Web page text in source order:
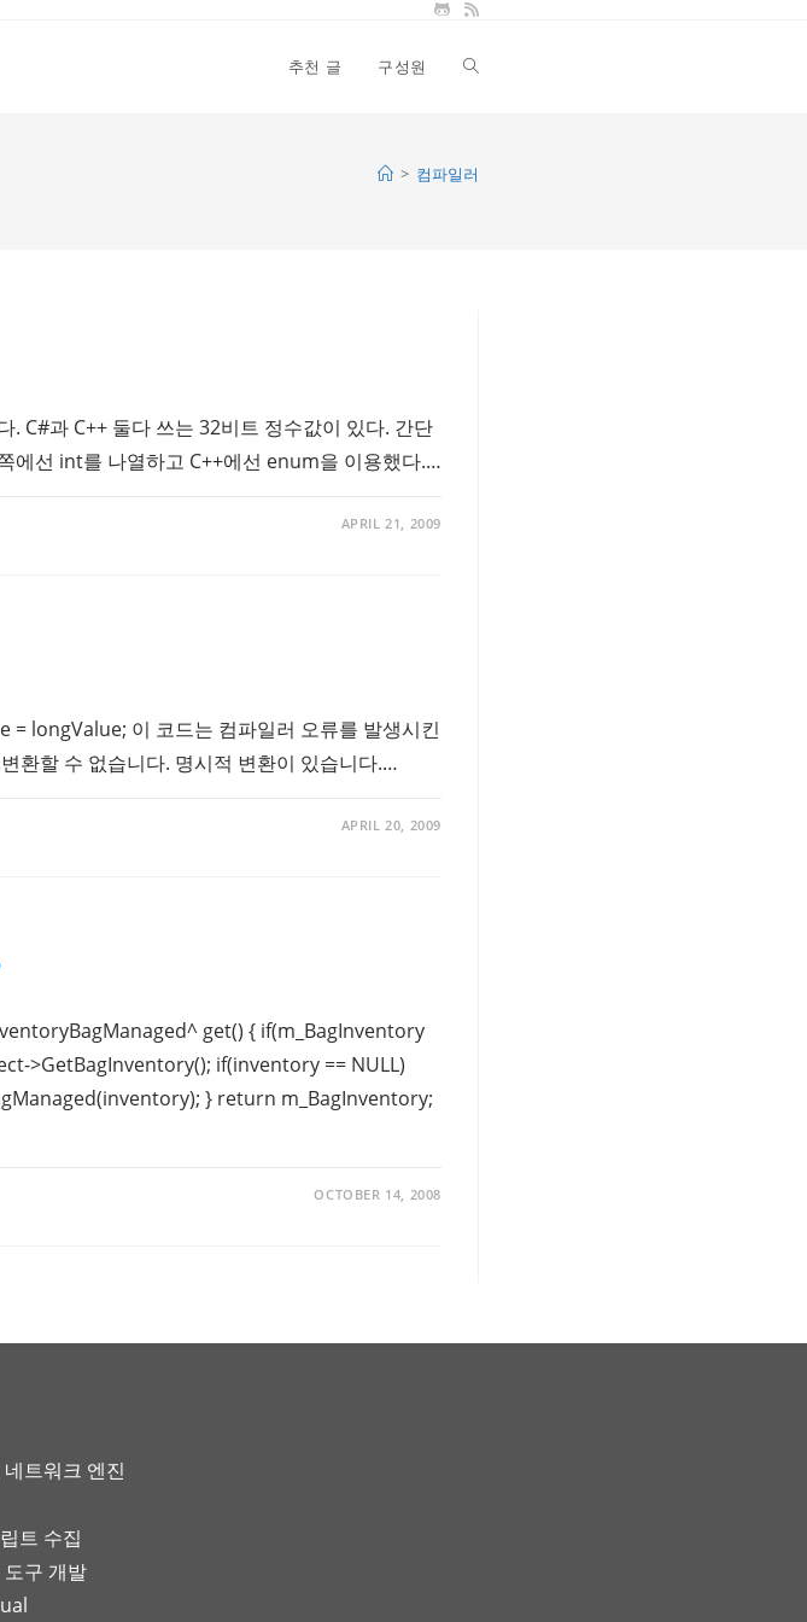
추천 글 구성원 Toggle
> 컴파일러
C#과 C++ 둘다 쓰는 32비트 정수값이 있다. 간단
에선 int를 나열하고 C++에선 enum을 이용했다.…
APRIL 21, 2009
longValue; 이 코드는 컴파일러 오류를 발생시킨
환할 수 없습니다. 명시적 변환이 있습니다.…
APRIL 20, 2009
get() { if(m_BagInventory
>GetBagInventory(); if(inventory == NULL)
} return m_BagInventory;
OCTOBER 14, 2008
트워크 엔진
트 수집
구 개발